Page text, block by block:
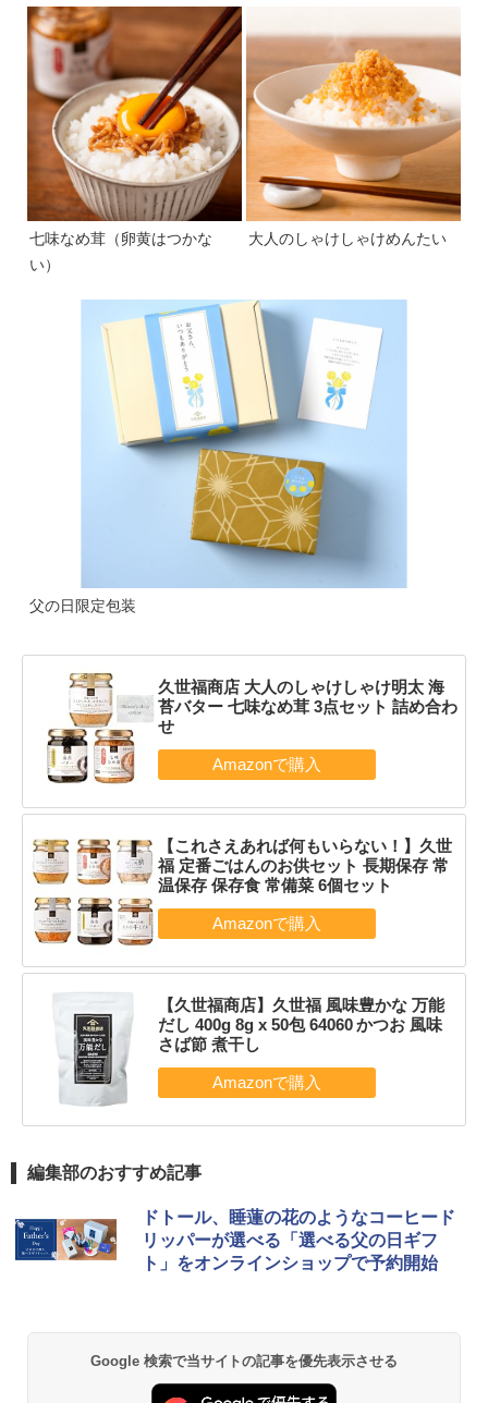
七味なめ茸（卵黄はつかな
い）
大人のしゃけしゃけめんたい
父の日限定包装
久世福商店 大人のしゃけしゃけ明太 海
苔バター 七味なめ茸 3点セット 詰め合わ
せ
【これさえあれば何もいらない！】久世
福 定番ごはんのお供セット 長期保存 常
温保存 保存食 常備菜 6個セット
【久世福商店】久世福 風味豊かな 万能
だし 400g 8g x 50包 64060 かつお 風味
さば節 煮干し
編集部のおすすめ記事
ドトール、睡蓮の花のようなコーヒード
リッパーが選べる「選べる父の日ギフ
ト」をオンラインショップで予約開始
Google 検索で当サイトの記事を優先表示させる